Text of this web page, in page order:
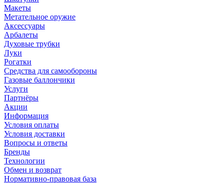
Макеты
Метательное оружие
Аксессуары
Арбалеты
Духовые трубки
Луки
Рогатки
Средства для самообороны
Газовые баллончики
Услуги
Партнёры
Акции
Информация
Условия оплаты
Условия доставки
Вопросы и ответы
Бренды
Технологии
Обмен и возврат
Нормативно-правовая база